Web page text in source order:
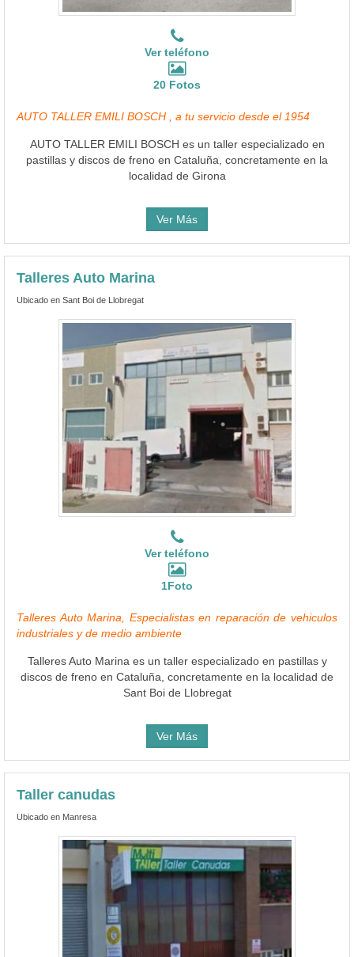
Ver teléfono
20 Fotos
AUTO TALLER EMILI BOSCH , a tu servicio desde el 1954
AUTO TALLER EMILI BOSCH es un taller especializado en
pastillas y discos de freno en Cataluña, concretamente en la
localidad de Girona
Ver Más
Talleres Auto Marina
Ubicado en Sant Boi de Llobregat
Ver teléfono
1Foto
Talleres Auto Marina, Especialistas en reparación de vehiculos
industriales y de medio ambiente
Talleres Auto Marina es un taller especializado en pastillas y
discos de freno en Cataluña, concretamente en la localidad de
Sant Boi de Llobregat
Ver Más
Taller canudas
Ubicado en Manresa